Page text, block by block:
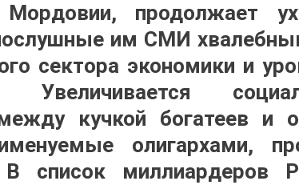
продолжает
им СМИ
сектора экономики и
Увеличивается
кучкой богатеев и
олигархами,
В список миллиардеров